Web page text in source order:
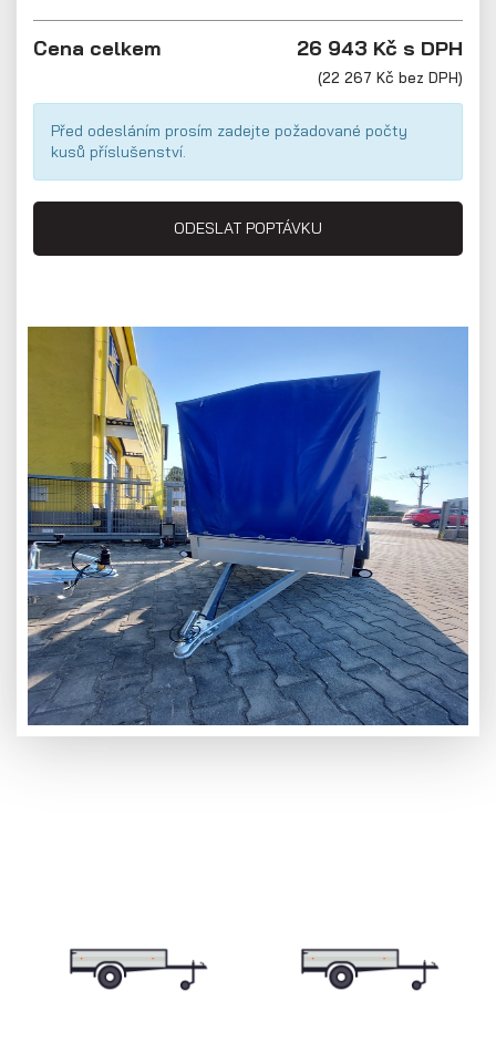
Multipřepravníky VZ O
Cena celkem 26 943 Kč s DPH
(22 267 Kč bez DPH)
Před odesláním prosím zadejte požadované počty
kusů příslušenství.
ODESLAT POPTÁVKU